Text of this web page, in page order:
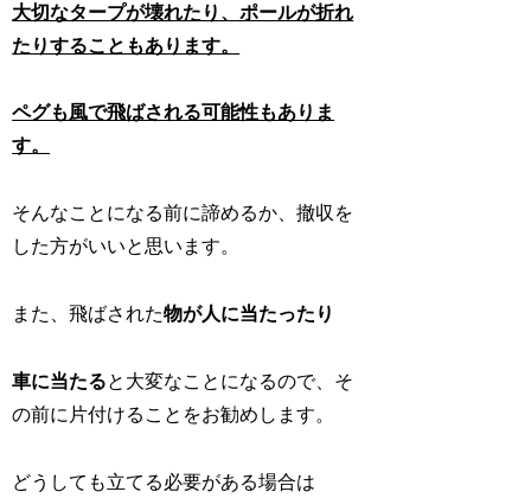
大切なタープが壊れたり、ポールが折れ
たりすることもあります。
ペグも風で飛ばされる可能性もありま
す。
そんなことになる前に諦めるか、撤収を
した方がいいと思います。
また、飛ばされた物が人に当たったり
車に当たると大変なことになるので、そ
の前に片付けることをお勧めします。
どうしても立てる必要がある場合は